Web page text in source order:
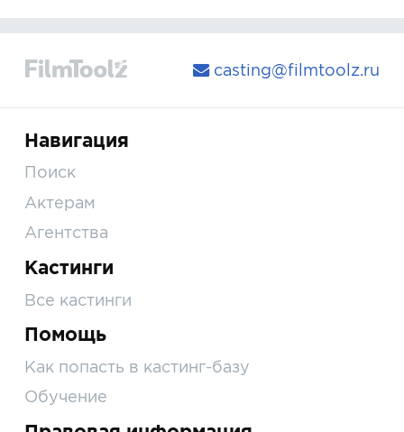
casting@filmtoolz.ru
Навигация
Поиск
Актерам
Агентства
Кастинги
Все кастинги
Помощь
Как попасть в кастинг-базу
Обучение